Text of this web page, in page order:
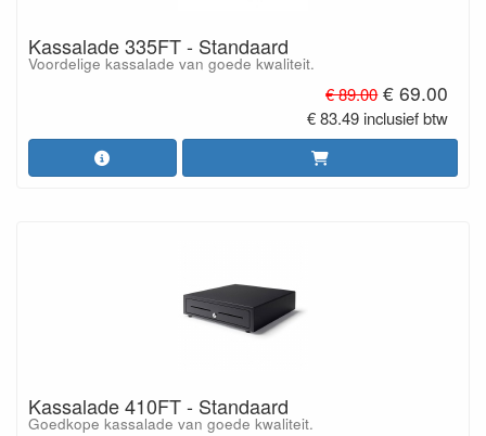
Kassalade 335FT - Standaard
Voordelige kassalade van goede kwaliteit.
€ 89.00 € 69.00
€ 83.49 inclusief btw
Kassalade 410FT - Standaard
Goedkope kassalade van goede kwaliteit.